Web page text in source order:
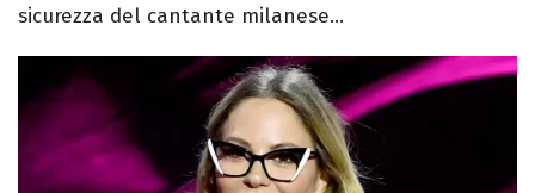
sicurezza del cantante milanese...